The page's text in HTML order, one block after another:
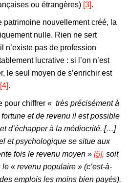
ou étrangères) [3].
patrimoine nouvellement créé, la
nulle. Rien ne sert
n’existe pas de profession
lucrative : si l’on n’est
le seul moyen de s’enrichir est
[4].
pour chiffrer « très précisément à
et de revenu il est possible
d’échapper à la médiocrité. […]
et psychologique se situe aux
fois le revenu moyen » [5], soit
le « revenu populaire » (c’est-à-
emplois les moins bien payés).